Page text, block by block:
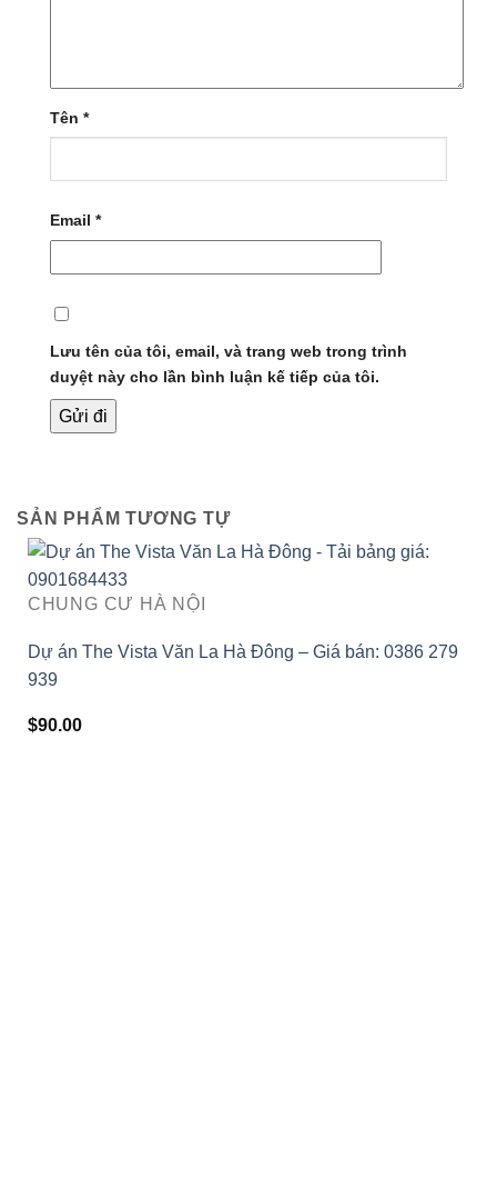
Tên *
Email *
Lưu tên của tôi, email, và trang web trong trình
duyệt này cho lần bình luận kế tiếp của tôi.
SẢN PHẨM TƯƠNG TỰ
CHUNG CƯ HÀ NỘI
Dự án The Vista Văn La Hà Đông – Giá bán: 0386 279
939
$90.00